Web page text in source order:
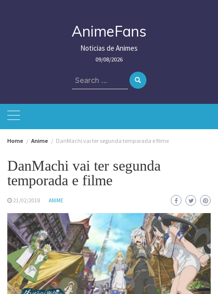
AnimeFans
Noticias de Animes
09/08/2026
Search
for:
Home Anime DanMachi vai ter segunda temporada e filme
DanMachi vai ter segunda
temporada e filme
21/02/2018 ANIME